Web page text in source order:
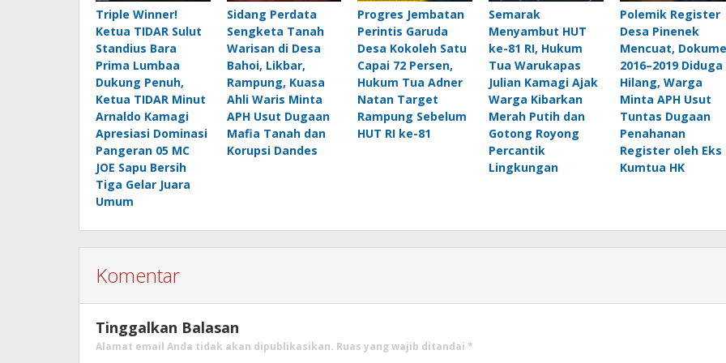
Triple Winner!
Ketua TIDAR Sulut
Standius Bara
Prima Lumbaa
Dukung Penuh,
Ketua TIDAR Minut
Arnaldo Kamagi
Apresiasi Dominasi
Pangeran 05 MC
JOE Sapu Bersih
Tiga Gelar Juara
Umum
Sidang Perdata
Sengketa Tanah
Warisan di Desa
Bahoi, Likbar,
Rampung, Kuasa
Ahli Waris Minta
APH Usut Dugaan
Mafia Tanah dan
Korupsi Dandes
Progres Jembatan
Perintis Garuda
Desa Kokoleh Satu
Capai 72 Persen,
Hukum Tua Adner
Natan Target
Rampung Sebelum
HUT RI ke-81
Semarak
Menyambut HUT
ke-81 RI, Hukum
Tua Warukapas
Julian Kamagi Ajak
Warga Kibarkan
Merah Putih dan
Gotong Royong
Percantik
Lingkungan
Polemik Register
Desa Pinenek
Mencuat,
2016–2019 Diduga
Hilang, Warga
Minta APH Usut
Tuntas Dugaan
Penahanan
Register oleh Eks
Kumtua HK
Komentar
Tinggalkan Balasan
Alamat email Anda tidak akan dipublikasikan. Ruas yang wajib ditandai *